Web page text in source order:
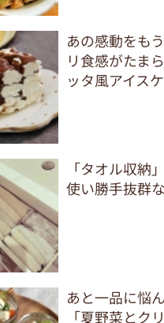
あの感動をも
リ食感がたま
ッタ風アイス
「タオル収納
使い勝手抜群
あと一品に悩
「夏野菜とク